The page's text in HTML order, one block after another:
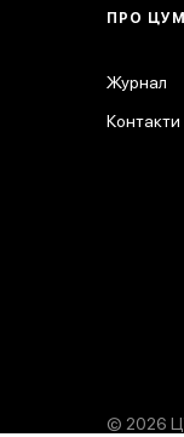
ПРО ЦУМ
Журнал
Контакти